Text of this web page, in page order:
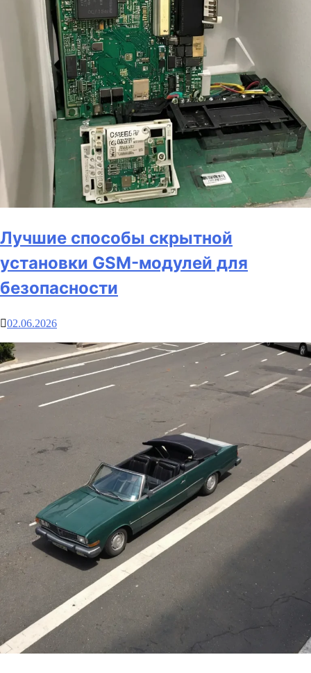
Лучшие способы скрытной
установки GSM-модулей для
безопасности
02.06.2026